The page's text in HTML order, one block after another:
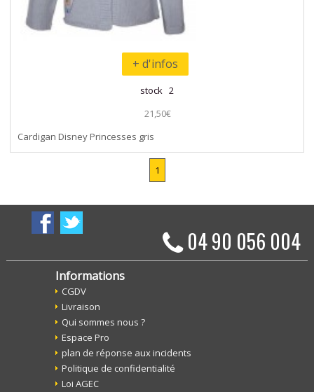
+ d'infos
stock 2
21,50€
Cardigan Disney Princesses gris
1
04 90 056 004
Informations
CGDV
Livraison
Qui sommes nous ?
Espace Pro
plan de réponse aux incidents
Politique de confidentialité
Loi AGEC